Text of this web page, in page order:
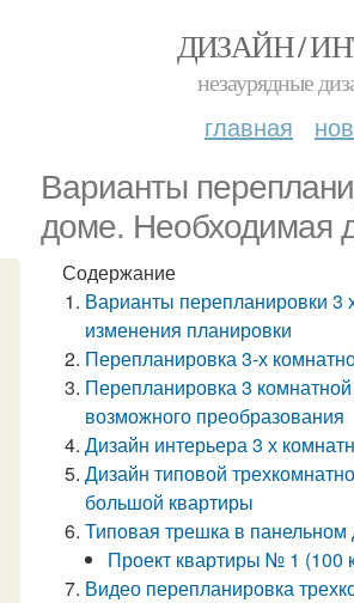
ДИЗАЙН /
незаурядные
главная
Варианты
доме. Необходимая
Содержание
Варианты перепланировки 3
изменения планировки
Перепланировка 3-х
Перепланировка 3
возможного преобразования
Дизайн интерьера 3 х
Дизайн типовой
большой квартиры
Типовая трешка в
Проект квартиры № 1 (100
Видео перепланировка